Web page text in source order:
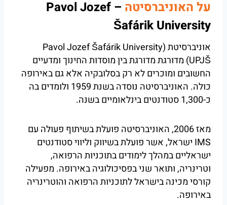
על האוניברסיטה
– Pavol Jozef
Šafárik University
אוניברסיטת Pavol Jozef Šafárik University)
UPJŠ) מדורגת מדורגת בין מוסדות החינוך ומדעיים
החשובים ומוכרים לא רק בסלובקיה אלא גם באירופה
כולה. האוניברסיטה נוסדה בשנת 1959 ולומדים בה
כ-1,300 סטודנטים בינלאומיים בשנה.
מאז 2006, האוניברסיטה פועלת בשיתוף פעולה עם
IMS ישראל, אשר פועלת בשיווק וליווי סטודנטים
ישראליים במהלך לימודים בתוכניות הרפואה,
וטרינריה, ותואר שני בפסיכולוגיה באירופה. מפעילה
קורסי מכינה בישראל לתוכניות הרפואה והוטרינריה
באירופה.